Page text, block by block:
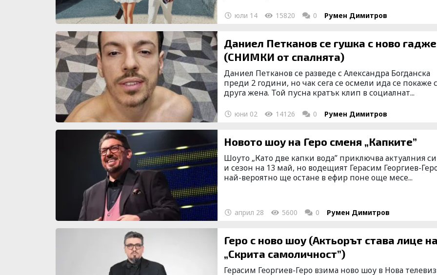
юли 14 15820 0 Румен Димитров
Даниел Петканов се гушка с ново гадже
(СНИМКИ от спалнята)
Даниел Петканов се разведе с Александра Богданска
преди 2 години, но чак сега се осмели ида се покаже с
друга жена. Той пусна кратък клип в социалнат...
юни 02 14126 0 Румен Димитров
Новото шоу на Геро сменя „Капките”
Шоуто „Като две капки вода” приключва актуалния
и сезон на 13 май, но водещият Герасим Георгиев-
най-вероятно ще остане в ефир поне още месе...
април 28 5600 0 Румен Димитров
Геро с ново шоу (Актьорът става лице на
„Скрита самоличност”)
Герасим Георгиев-Геро взима ново шоу в Нова